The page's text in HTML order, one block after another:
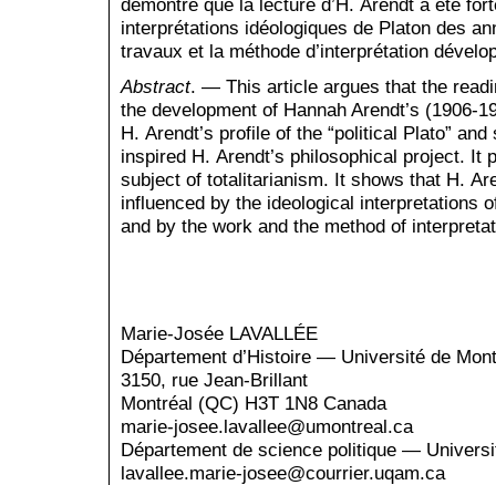
démontre que la lecture d’H. Arendt a été
interprétations idéologiques de Platon des
travaux et la méthode d’interprétation
Abstract. — This article argues that the
the development of Hannah Arendt’s (1906-
H. Arendt’s profile of the “political Plato”
inspired H. Arendt’s philosophical project. It
subject of totalit­arianism. It shows that H.
influenced by the ideological interpretations
and by the work and the method of
Marie-Josée LAVALLÉE
Département d’Histoire — Université de
3150, rue Jean-Brillant
Montréal (QC) H3T 1N8 Canada
marie-josee.lavallee@umontreal.ca
Département de science politique —
lavallee.marie-josee@courrier.uqam.ca